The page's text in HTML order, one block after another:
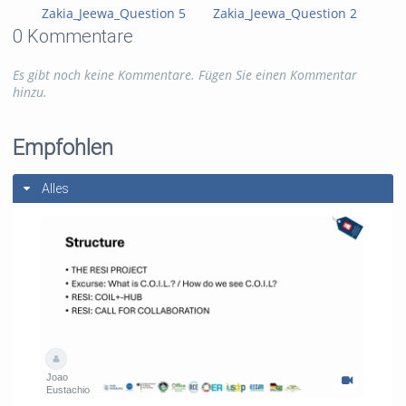
Zakia_Jeewa_Question 5 Zakia_Jeewa_Question 2
0 Kommentare
Es gibt noch keine Kommentare. Fügen Sie einen Kommentar
hinzu.
Empfohlen
Alles
Joao
Eustachio